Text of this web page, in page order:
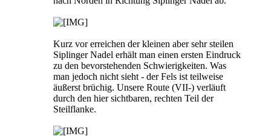
Kurz vor erreichen der kleinen aber sehr steilen
Siplinger Nadel erhält man einen ersten Eindruck
zu den bevorstehenden Schwierigkeiten. Was
man jedoch nicht sieht - der Fels ist teilweise
äußerst brüchig. Unsere Route (VII-) verläuft
durch den hier sichtbaren, rechten Teil der
Steilflanke.